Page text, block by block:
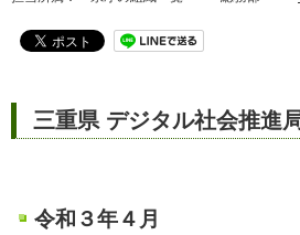
三重県 デジタル社会推進
令和３年４月